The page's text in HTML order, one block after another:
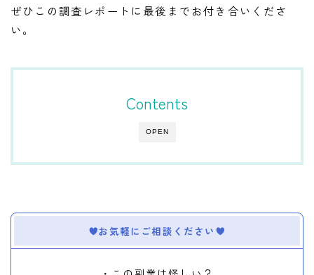
ぜひこの調査レポートに最後までお付き合いくださ
い。
OPEN
Contents
お気軽にご相談ください